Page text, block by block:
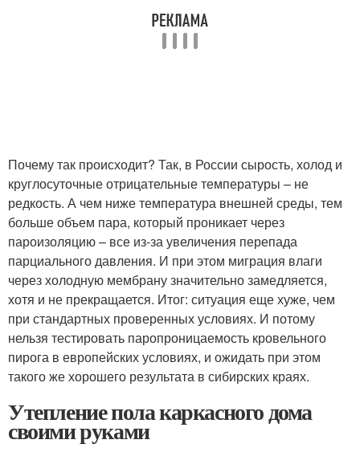
Почему так происходит? Так, в России сырость, холод и
круглосуточные отрицательные температуры – не
редкость. А чем ниже температура внешней среды, тем
больше объем пара, который проникает через
пароизоляцию – все из-за увеличения перепада
парциального давления. И при этом миграция влаги
через холодную мембрану значительно замедляется,
хотя и не прекращается. Итог: ситуация еще хуже, чем
при стандартных проверенных условиях. И потому
нельзя тестировать паропроницаемость кровельного
пирога в европейских условиях, и ожидать при этом
такого же хорошего результата в сибирских краях.
Утепление пола каркасного дома
своими руками